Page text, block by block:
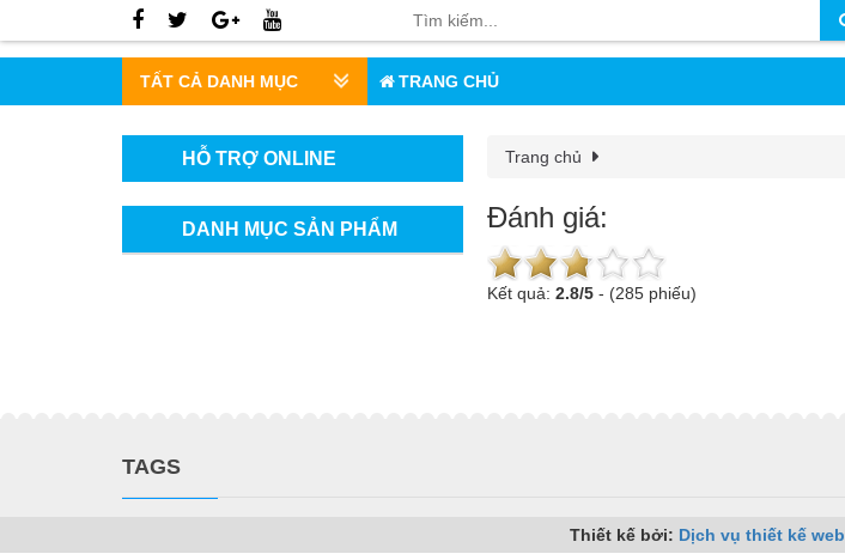
TẤT CẢ DANH MỤC TRANG CHỦ
HỖ TRỢ ONLINE
DANH MỤC SẢN PHẨM
Trang chủ
Đánh giá:
Kết quả: 2.8/5 - (285 phiếu)
TAGS
Thiết kế bởi: Dịch vụ thiết kế web